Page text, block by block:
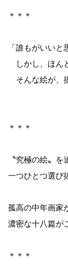
＊＊＊
「誰もがいいと
しかし、ほん
そんな絵が、
——「
＊＊＊
〝究極の絵〟を
一つひとつ選び
孤高の中年画家
濃密な十八篇が
＊＊＊